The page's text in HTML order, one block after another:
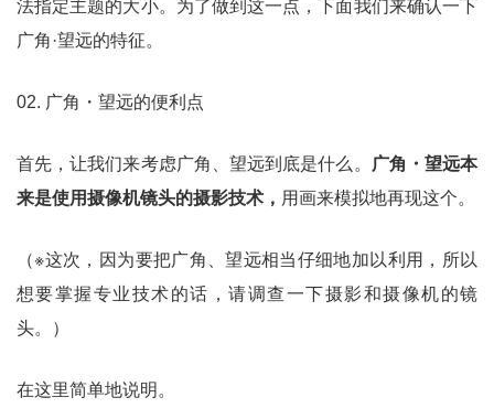
法指定主题的大小。为了做到这一点，下面我们来确认一下
广角·望远的特征。
02. 广角・望远的便利点
首先，让我们来考虑广角、望远到底是什么。
广角・望远本
来是使用摄像机镜头的摄影技术， 用画来模拟地再现这个。
（※这次，因为要把广角、望远相当仔细地加以利用，所以
想要掌握专业技术的话，请调查一下摄影和摄像机的镜
头。）
在这里简单地说明。